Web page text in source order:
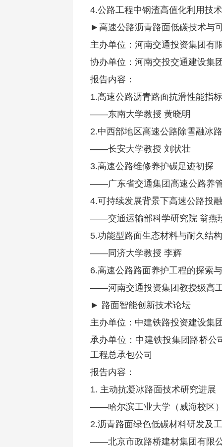
4.公路工程中钢渣高值化利用技
►高速公路沥青路面低碳技术与
主办单位：河南交通投资集团有
协办单位：河南交投交通建设集
报告内容：
1.高速公路沥青路面抗滑性能指
——东南大学教授 黄晓明
2.中西部地区高速公路除雪融冰
——长安大学教授 刘状壮
3.高速公路维修养护碳足迹初探
——广东省交通集团高速公路养
4.可持续发展背景下高速公路投
——交通运输部科学研究院 翁燕
5.功能型路面生态材料与耐久结
——同济大学教授 李辉
6.高速公路路面养护工程的探索
——河南交通投资集团教授级高
► 路面智能创新技术论坛
主办单位：中建铁路投资建设集
承办单位：中建铁投集团路桥公
工程总承包公司
报告内容：
1. 主动抗凝冰路面技术研究进展
——哈尔滨工业大学（威海校区
2.沥青路面绿色低碳材料研发及
——北京市政路桥建材集团有限